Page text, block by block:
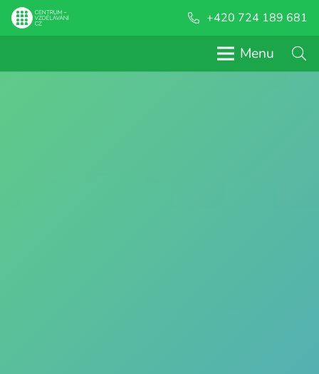
+420 724 189 681
Menu